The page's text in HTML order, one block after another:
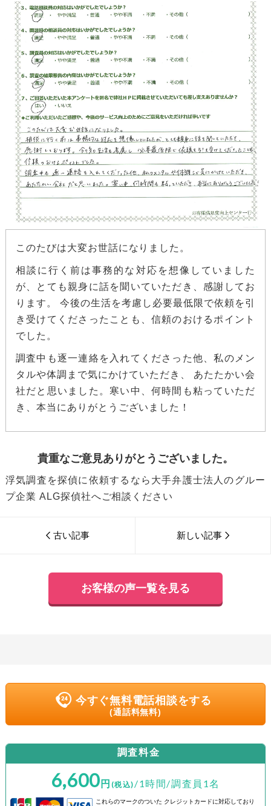
このたびは大変お世話になりました。
相談に行く前は事務的な対応を想像していました
が、とても親身に話を聞いていただき、感謝してお
ります。 今後の生活を考慮し必要最低限で依頼を引
き受けてくださったことも、信頼のおけるポイント
でした。
調査中も逐一連絡を入れてくださった他、私のメン
タルや体調まで気にかけていただき、 あたたかい会
社だと思いました。寒い中、何時間も粘っていただ
き、本当にありがとうございました！
貴重なご意見ありがとうございました。
浮気調査を探偵に依頼するなら大手弁護士法人のグルー
プ企業 ALG探偵社へご相談ください
古い記事 新しい記事
お客様の声一覧を見る
今すぐ無料電話相談をする
(通話料無料)
調査料金
これらのマークのついた クレジットカードに対応しており
6,600 円 (税込) /1時間/調査員1名